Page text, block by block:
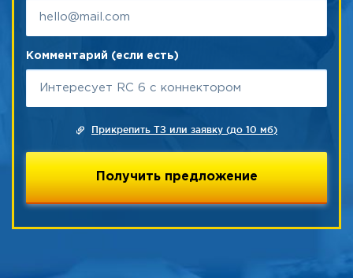
Комментарий (если есть)
Прикрепить ТЗ или заявку (до 10 мб)